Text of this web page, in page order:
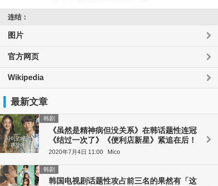
连结：
图片
官方网页
Wikipedia
最新文章
《虽然是精神病但没关系》在韩话题性连冠
《结过一次了》《便利店新星》紧追在后！
韩剧
2020年7月4日 11:00 Mico
韩国电视剧话题性攻占前三名的果然有「这
韩剧